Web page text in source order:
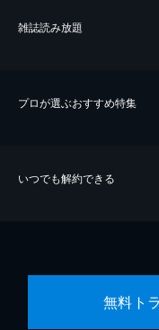
雑誌読み放題
プロが選ぶおすすめ特集
いつでも解約できる
無料ト